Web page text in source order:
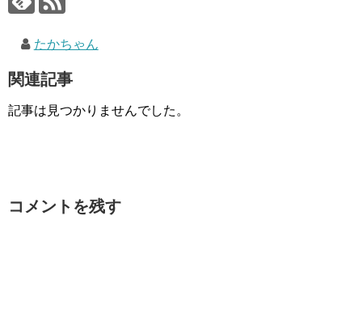
たかちゃん
関連記事
記事は見つかりませんでした。
コメントを残す